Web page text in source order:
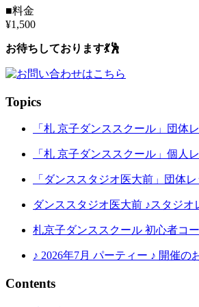
■料金
¥1,500
お待ちしております💃🕺
Topics
「札 京子ダンススクール」団体
「札 京子ダンススクール」個人
「ダンススタジオ医大前」団体
ダンススタジオ医大前 ♪スタジ
札京子ダンススクール 初心者コ
♪ 2026年7月 パーティー ♪ 開催の
Contents